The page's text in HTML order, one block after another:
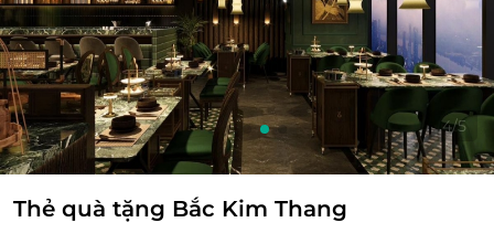
4/5
Thẻ quà tặng Bắc Kim Thang